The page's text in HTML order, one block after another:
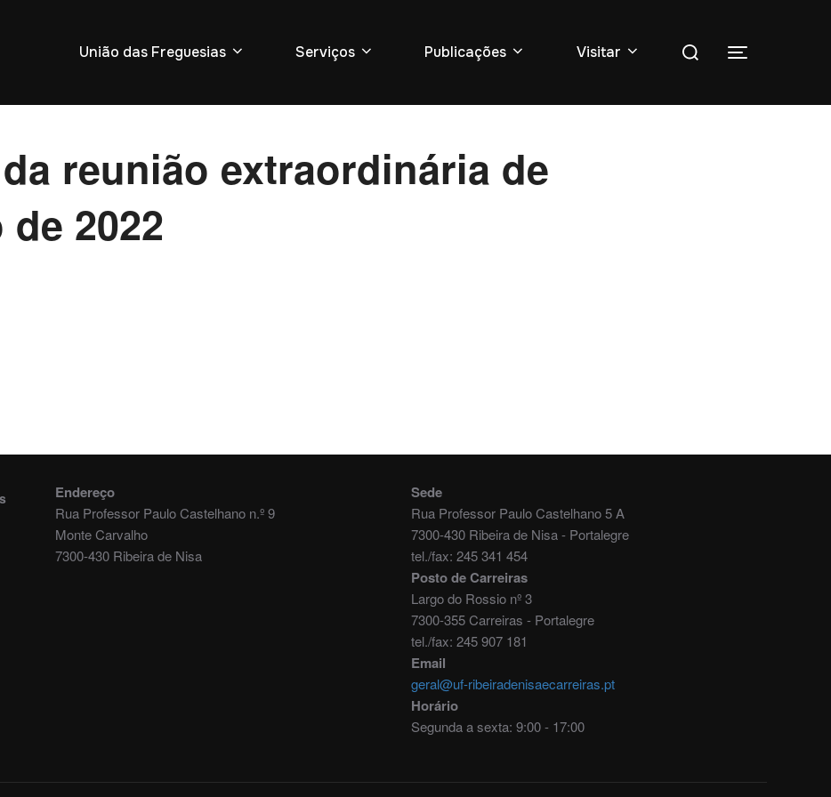
União das Freguesias Serviços Publicações Visitar
por:
Toggle
da reunião extraordinária de
2022
Endereço
Rua Professor Paulo Castelhano n.º 9
Monte Carvalho
7300-430 Ribeira de Nisa
Sede
Rua Professor Paulo Castelhano 5 A
7300-430 Ribeira de Nisa - Portalegre
tel./fax: 245 341 454
Posto de Carreiras
Largo do Rossio nº 3
7300-355 Carreiras - Portalegre
tel./fax: 245 907 181
Email
geral@uf-ribeiradenisaecarreiras.pt
Horário
Segunda a sexta: 9:00 - 17:00